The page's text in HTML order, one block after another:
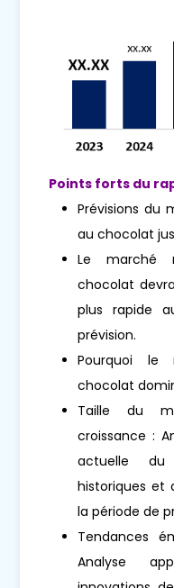
Points forts du
Prévisions du
au chocolat
Le marché
chocolat
plus rapide
prévision.
Pourquoi le
chocolat
Taille du
croissance :
actuelle du
historiques et
la période de
Tendances
Analyse